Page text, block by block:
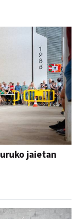
jaietan